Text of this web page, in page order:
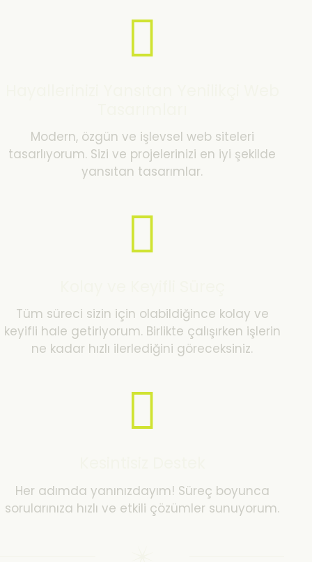
Modern, özgün ve işlevsel web siteleri
tasarlıyorum. Sizi ve projelerinizi en iyi şekilde
yansıtan tasarımlar.
Tüm süreci sizin için olabildiğince kolay ve
keyifli hale getiriyorum. Birlikte çalışırken işlerin
ne kadar hızlı ilerlediğini göreceksiniz.
Her adımda yanınızdayım! Süreç boyunca
sorularınıza hızlı ve etkili çözümler sunuyorum.